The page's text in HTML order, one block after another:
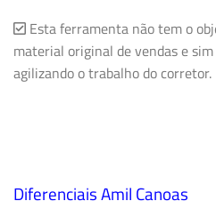
Esta ferramenta não tem o
material original de vendas e
agilizando o trabalho do corretor.
Diferenciais Amil Canoas